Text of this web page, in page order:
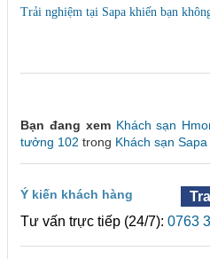
Trải nghiệm tại Sapa khiến bạn
Bạn đang xem Khách sạn
tưởng 102 trong Khách sạn Sapa
Ý kiến khách hàng
Tư vấn trực tiếp (24/7): 0763